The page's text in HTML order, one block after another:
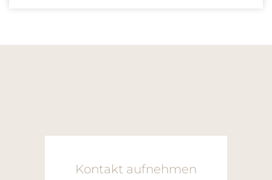
Kontakt aufnehmen